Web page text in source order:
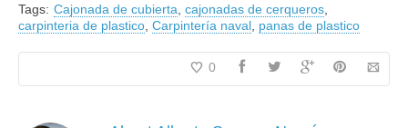
Tags: Cajonada de cubierta, cajonadas de cerqueros,
carpinteria de plastico, Carpintería naval, panas de plastico
0